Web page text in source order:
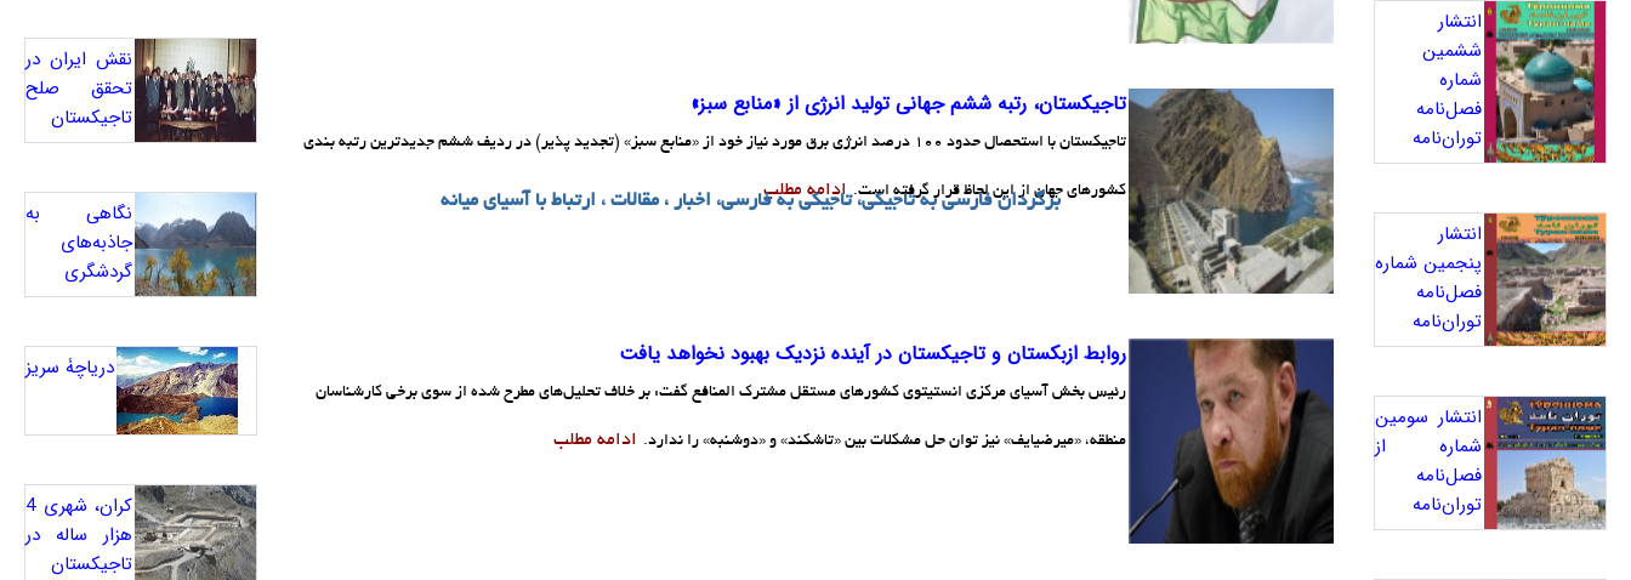
برگردان فارسی به تاجیکی، تاجیکی به فارسی، اخبار ، مقالات ، ارتباط با آسیای میانه
نقش ایران در
تحقق صلح
تاجیکستان
نگاهی به
جاذبه‌های
گردشگری
دریاچۀ سریز
کران، شهری 4
هزار ساله در
تاجیکستان
تاجیکستان، رتبه ششم جهانی تولید انرژی از «منابع سبز»
تاجیکستان با استحصال حدود 100 درصد انرژی برق مورد نیاز خود از «منابع سبز» (تجدید پذیر) در ردیف ششم جدیدترین رتبه بندی
کشور‌های جهان از این لحاظ قرار گرفته است. ادامه مطلب
روابط ازبکستان و تاجیکستان در آینده نزدیک بهبود نخواهد یافت
رئیس بخش آسیای مرکزی انستیتوی کشورهای مستقل مشترک المنافع گفت: بر خلاف تحلیل‌های مطرح شده از سوی برخی کارشناسان
منطقه، «میرضیایف» نیز توان حل مشکلات بین «تاشکند» و «دوشنبه» را ندارد. ادامه مطلب
انتشار
ششمین
شماره
فصل‌نامه
توران‌نامه
انتشار
پنجمین شماره
فصل‌نامه
توران‌نامه
انتشار سومین
شماره از
فصل‌نامه
توران‌نامه